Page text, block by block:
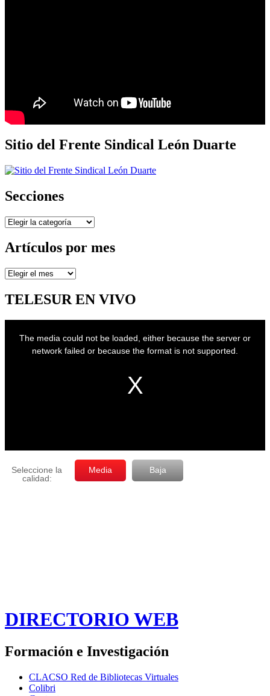
Sitio del Frente Sindical León Duarte
Secciones
Secciones
Artículos por mes
Artículos
mes
TELESUR EN VIVO
DIRECTORIO WEB
Formación e Investigación
CLACSO Red de Bibliotecas Virtuales
Colibri